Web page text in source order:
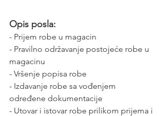
Opis posla:
- Prijem robe u magacin
- Pravilno održavanje postojeće robe u
magacinu
- Vršenje popisa robe
- Izdavanje robe sa vođenjem
određene dokumentacije
- Utovar i istovar robe prilikom prijema i